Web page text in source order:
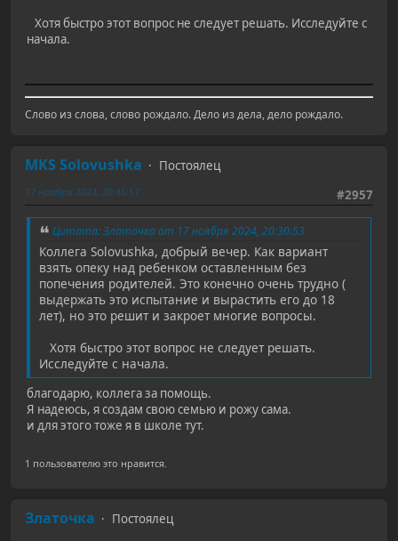
Хотя быстро этот вопрос не следует решать. Исследуйте с
начала.
Слово из слова, слово рождало. Дело из дела, дело рождало.
MKS Solovushka
Постоялец
#2957
17 ноября 2024, 20:46:57
Цитата: Златочка от 17 ноября 2024, 20:30:53
Коллега Solovushka, добрый вечер. Как вариант
взять опеку над ребенком оставленным без
попечения родителей. Это конечно очень трудно (
выдержать это испытание и вырастить его до 18
лет), но это решит и закроет многие вопросы.
Хотя быстро этот вопрос не следует решать.
Исследуйте с начала.
благодарю, коллега за помощь.
Я надеюсь, я создам свою семью и рожу сама.
и для этого тоже я в школе тут.
1 пользователю это нравится.
Златочка
Постоялец